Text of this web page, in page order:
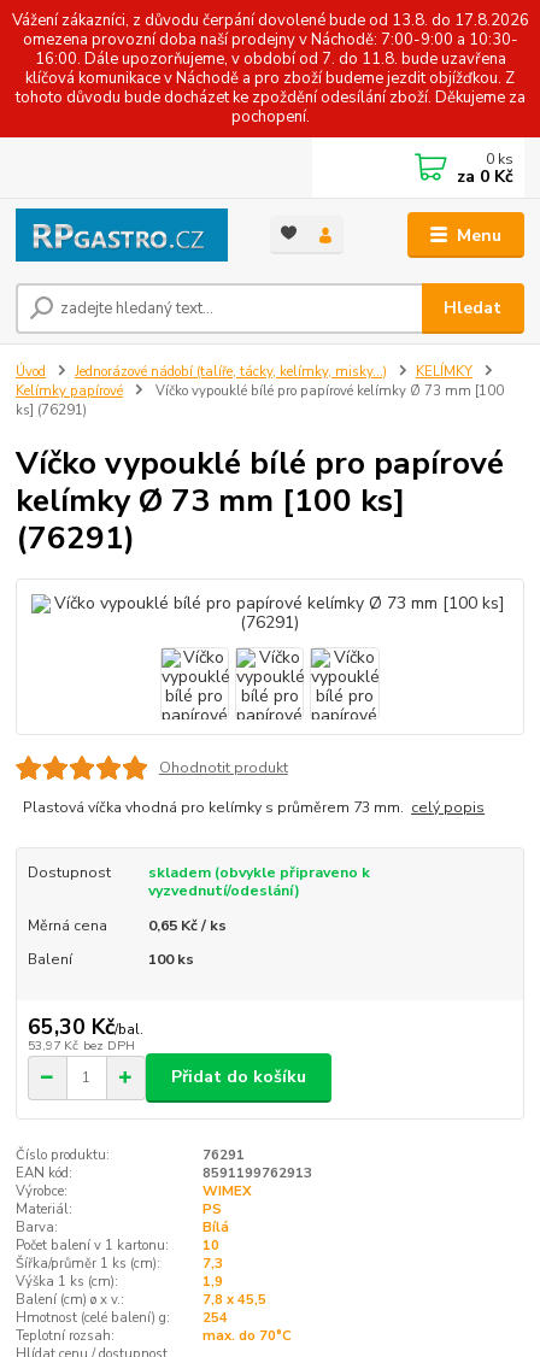
Vážení zákazníci, z důvodu čerpání dovolené bude od 13.8. do 17.8.2026
omezena provozní doba naší prodejny v Náchodě: 7:00-9:00 a 10:30-
16:00. Dále upozorňujeme, v období od 7. do 11.8. bude uzavřena
klíčová komunikace v Náchodě a pro zboží budeme jezdit objížďkou. Z
tohoto důvodu bude docházet ke zpoždění odesílání zboží. Děkujeme za
pochopení.
Menu
Hledat
0 ks
za 0 Kč
Úvod Jednorázové nádobí (talíře, tácky, kelímky, misky...)
KELÍMKY
Kelímky papírové
Víčko vypouklé bílé pro papírové kelímky Ø 73 mm [100
ks] (76291)
Víčko vypouklé bílé pro papírové
kelímky Ø 73 mm [100 ks]
(76291)
Ohodnotit produkt
Plastová víčka vhodná pro kelímky s průměrem 73 mm. celý popis
Dostupnost
skladem (obvykle připraveno k
vyzvednutí/odeslání)
Měrná cena
0,65 Kč / ks
Balení
100 ks
65,30 Kč/bal.
53,97 Kč bez DPH
Přidat do košíku
Číslo produktu:
76291
EAN kód:
8591199762913
Výrobce:
WIMEX
Materiál:
PS
Barva:
Bílá
Počet balení v 1 kartonu:
10
Šířka/průměr 1 ks (cm):
7,3
Výška 1 ks (cm):
1,9
Balení (cm) ø x v.:
7,8 x 45,5
Hmotnost (celé balení) g:
254
Teplotní rozsah:
max. do 70°C